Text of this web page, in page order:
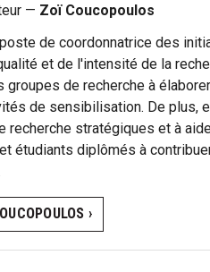
— Zoï Coucopoulos
de coordonnatrice des
et de l'intensité de la
groupes de recherche à
de sensibilisation. De plus,
recherche stratégiques et à
étudiants diplômés à
›